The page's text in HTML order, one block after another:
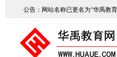
公告：网站名称已更名为“华禹教